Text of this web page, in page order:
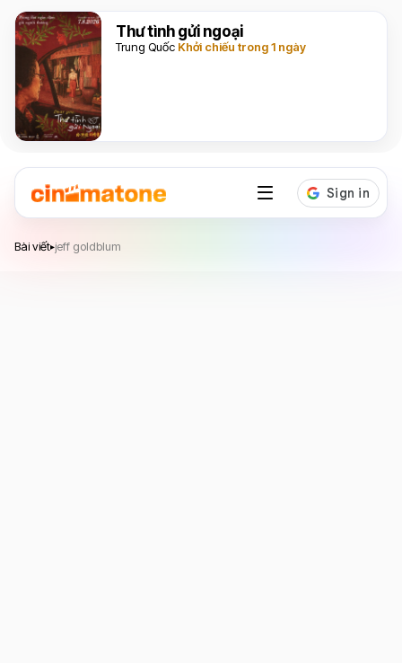
Thư tình gửi ngoại
Trung Quốc Khởi chiếu trong 1 ngày
Bài viết▸jeff goldblum